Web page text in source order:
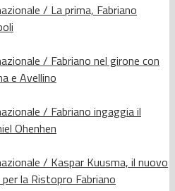
/ La prima, Fabriano
/ Fabriano nel girone con
e Avellino
/ Fabriano ingaggia il
Ohenhen
/ Kaspar Kuusma, il nuovo
la Ristopro Fabriano